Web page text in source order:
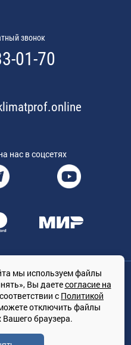
звонок
01-70
нас в соцсетях
«ТРЕЙДКОН», ОГРН:
проспект Медиков, 7
продажа кондиционеров и
на территории РФ
ООО «ТРЕЙДКОН»
мы используем файлы
Вы даетесогласие на
с Политикой
отключить файлы
Вашего браузера.